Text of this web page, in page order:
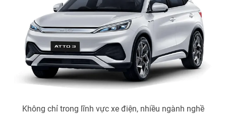
Liên hệ quảng cáo:024-7300.7108
Không chỉ trong lĩnh vực xe điện, nhiều ngành nghề